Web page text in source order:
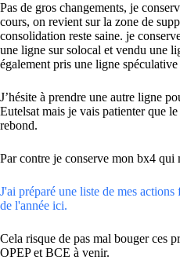
Pas de gros changements, je
cours, on revient sur la zone de
consolidation reste saine. je
une ligne sur solocal et vendu une
également pris une ligne
J’hésite à prendre une autre ligne
Eutelsat mais je vais patienter que
rebond.
Par contre je conserve mon bx4 qui
J'ai préparé une liste de mes
de l'année ici.
Cela risque de pas mal bouger ces
OPEP et BCE à venir.